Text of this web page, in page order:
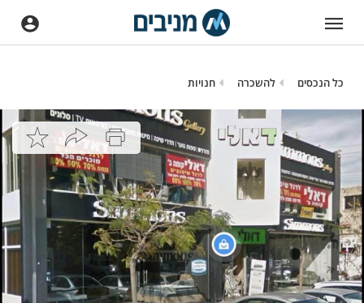
כל הנכסים להשכרה חנויות